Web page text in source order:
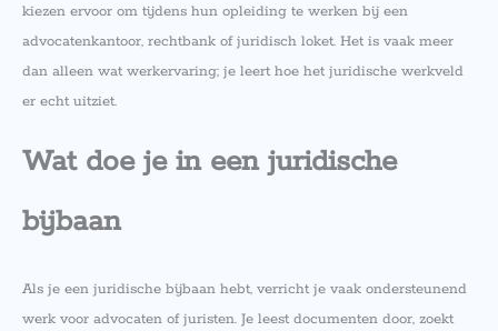
kiezen ervoor om tijdens hun opleiding te werken bij een
advocatenkantoor, rechtbank of juridisch loket. Het is vaak meer
dan alleen wat werkervaring; je leert hoe het juridische werkveld
er echt uitziet.
Wat doe je in een juridische
bijbaan
Als je een juridische bijbaan hebt, verricht je vaak ondersteunend
werk voor advocaten of juristen. Je leest documenten door, zoekt